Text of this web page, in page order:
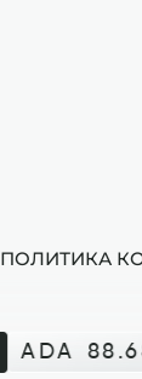
ПОЛИТИКА
ADA